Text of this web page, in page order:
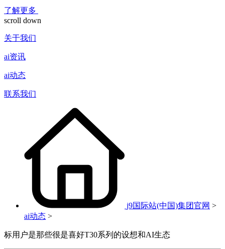
了解更多
scroll down
关于我们
ai资讯
ai动态
联系我们
j9国际站(中国)集团官网 >
ai动态 >
标用户是那些很是喜好T30系列的设想和AI生态